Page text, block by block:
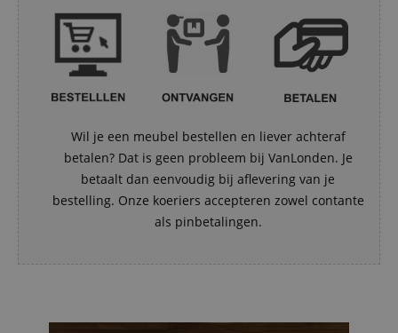
Wil je een meubel bestellen en liever achteraf
betalen? Dat is geen probleem bij VanLonden. Je
betaalt dan eenvoudig bij aflevering van je
bestelling. Onze koeriers accepteren zowel contante
als pinbetalingen.